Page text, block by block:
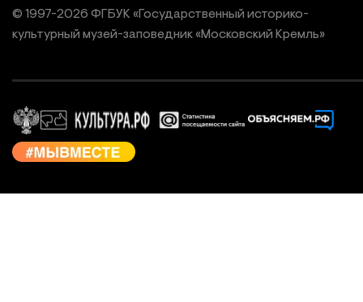
© 1997-2026 ФГБУК «Государственный историко-
культурный музей-заповедник «Московский Кремль»